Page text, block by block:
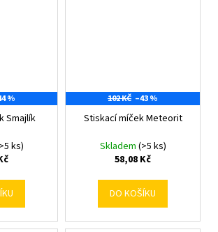
%
Smajlík
ks)
102 KČ –43 %
Stiskací míček Meteorit
Skladem (>5 ks)
58,08 Kč
DO KOŠÍKU